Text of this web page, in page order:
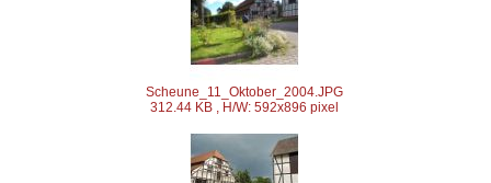
Scheune_11_Oktober_2004.JPG
312.44 KB , H/W: 592x896 pixel